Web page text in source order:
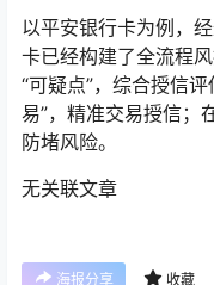
以平安银行卡为例，
卡已经构建了全流程
“可疑点”，综合授信
易”，精准交易授信；
防堵风险。
无关联文章
海报分享 收藏